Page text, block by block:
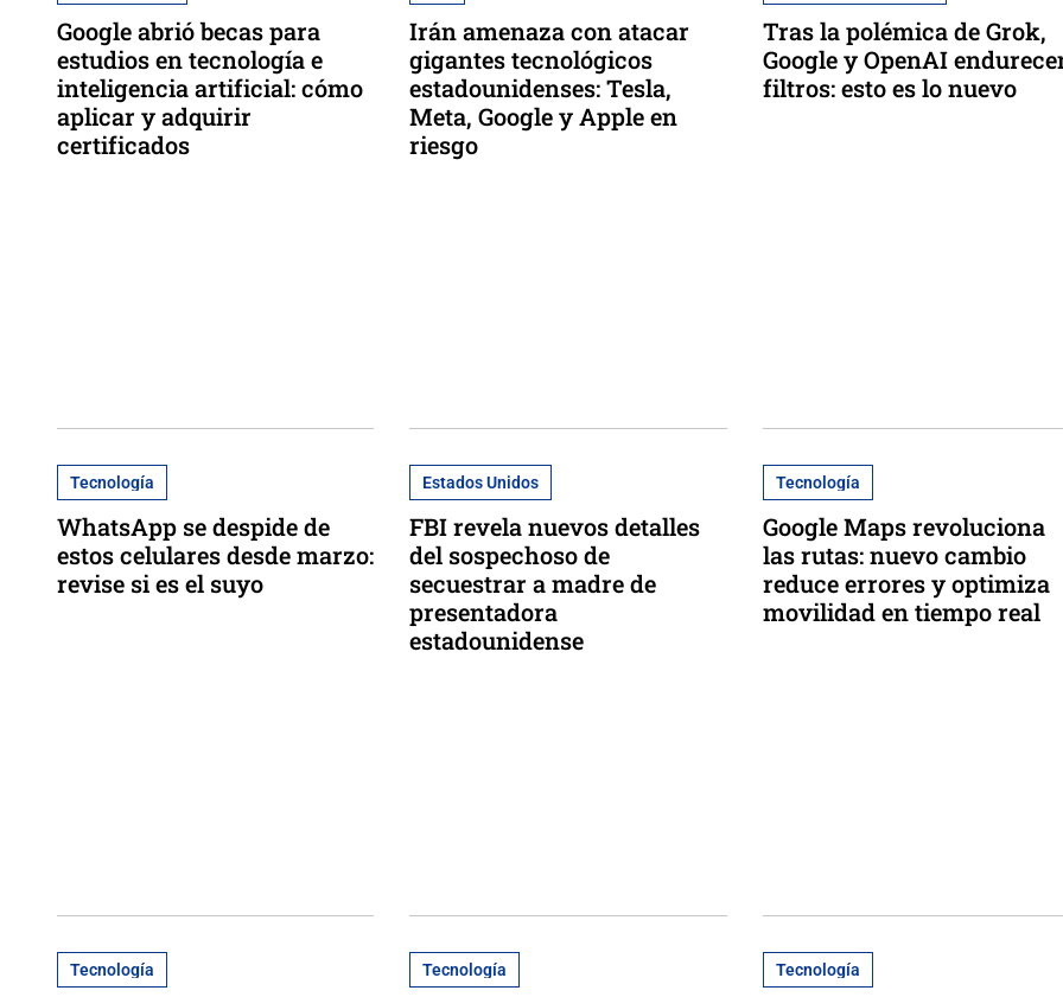
Google abrió becas para
estudios en tecnología e
inteligencia artificial: cómo
aplicar y adquirir
certificados
Irán amenaza con atacar
gigantes tecnológicos
estadounidenses: Tesla,
Meta, Google y Apple en
riesgo
Tras la polémica de Grok,
Google y OpenAI
filtros: esto es lo nuevo
Tecnología
WhatsApp se despide de
estos celulares desde marzo:
revise si es el suyo
Estados Unidos
FBI revela nuevos detalles
del sospechoso de
secuestrar a madre de
presentadora
estadounidense
Tecnología
Google Maps revoluciona
las rutas: nuevo cambio
reduce errores y optimiza
movilidad en tiempo real
Tecnología Tecnología Tecnología